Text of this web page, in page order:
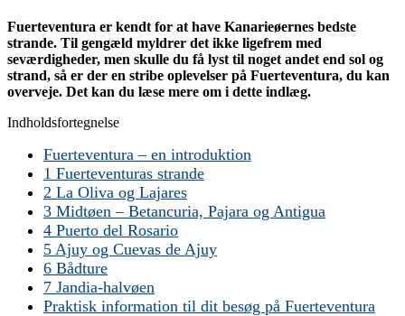
Fuerteventura er kendt for at have Kanarieøernes bedste
strande. Til gengæld myldrer det ikke ligefrem med
seværdigheder, men skulle du få lyst til noget andet end sol og
strand, så er der en stribe oplevelser på Fuerteventura, du kan
overveje. Det kan du læse mere om i dette indlæg.
Indholdsfortegnelse
Fuerteventura – en introduktion
1 Fuerteventuras strande
2 La Oliva og Lajares
3 Midtøen – Betancuria, Pajara og Antigua
4 Puerto del Rosario
5 Ajuy og Cuevas de Ajuy
6 Bådture
7 Jandia-halvøen
Praktisk information til dit besøg på Fuerteventura